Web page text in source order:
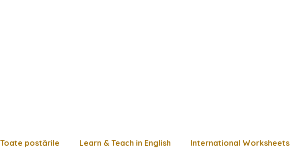
Toate postările Learn & Teach in English International Worksheets